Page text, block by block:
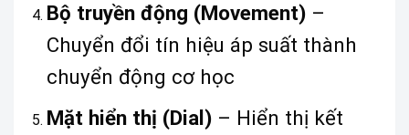
Bộ truyền động (Movement)–
Chuyển đổi tín hiệu áp suất thành
chuyển động cơ học
Mặt hiển thị (Dial)– Hiển thị kết